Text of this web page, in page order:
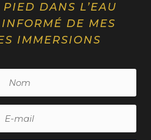
DANS L’EAU
DE MES
IMMERSIONS